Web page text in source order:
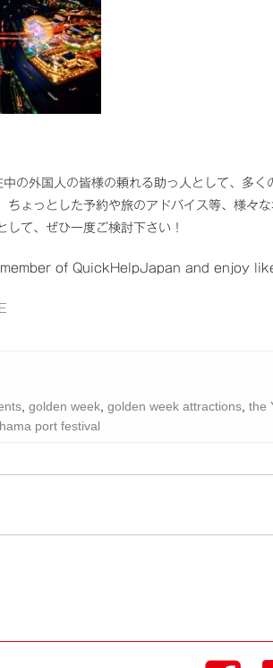
外国人の皆様の頼れる助っ人として、多く
ちょっとした予約や旅のアドバイス等、様々
て、ぜひ一度ご検討下さい！
of QuickHelpJapan and enjoy
, golden week, golden week attractions, the
port festival